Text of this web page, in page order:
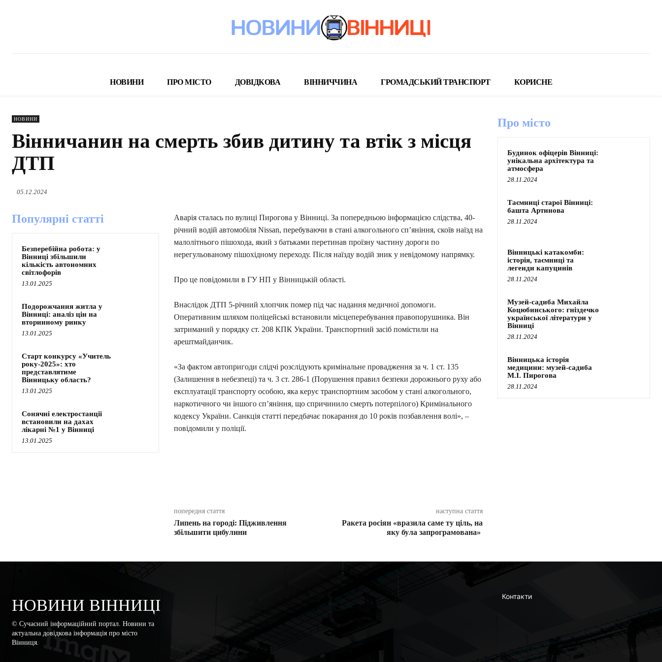
НОВИНИ ПРО МІСТО ДОВІДКОВА ВІННИЧЧИНА ГРОМАДСЬКИЙ ТРАНСПОРТ КОРИСНЕ
НОВИНИ
Вінничанин на смерть збив дитину та втік з місця
ДТП
05.12.2024
Популярні статті
Безперебійна робота: у
Вінниці збільшили
кількість автономних
світлофорів
13.01.2025
Подорожчання житла у
Вінниці: аналіз цін на
вторинному ринку
13.01.2025
Старт конкурсу «Учитель
року-2025»: хто
представлятиме
Вінницьку область?
13.01.2025
Сонячні електростанції
встановили на дахах
лікарні №1 у Вінниці
13.01.2025
Аварія сталась по вулиці Пирогова у Вінниці. За попередньою інформацією слідства, 40-
річний водій автомобіля Nissan, перебуваючи в стані алкогольного сп’яніння, скоїв наїзд на
малолітнього пішохода, який з батьками перетинав проїзну частину дороги по
нерегульованому пішохідному переходу. Після наїзду водій зник у невідомому напрямку.
Про це повідомили в ГУ НП у Вінницькій області.
Внаслідок ДТП 5-річний хлопчик помер під час надання медичної допомоги.
Оперативним шляхом поліцейські встановили місцеперебування правопорушника. Він
затриманий у порядку ст. 208 КПК України. Транспортний засіб помістили на
арештмайданчик.
«За фактом автопригоди слідчі розслідують кримінальне провадження за ч. 1 ст. 135
(Залишення в небезпеці) та ч. 3 ст. 286-1 (Порушення правил безпеки дорожнього руху або
експлуатації транспорту особою, яка керує транспортним засобом у стані алкогольного,
наркотичного чи іншого сп’яніння, що спричинило смерть потерпілого) Кримінального
кодексу України. Санкція статті передбачає покарання до 10 років позбавлення волі», –
повідомили у поліції.
попередня стаття
Липень на городі: Підживлення
збільшити цибулини
наступна стаття
Ракета росіян «вразила саме ту ціль, на
яку була запрограмована»
Про місто
Будинок офіцерів Вінниці:
унікальна архітектура та
атмосфера
28.11.2024
Таємниці старої Вінниці:
башта Артинова
28.11.2024
Вінницькі катакомби:
історія, таємниці та
легенди капуцинів
28.11.2024
Музей-садиба Михайла
Коцюбинського: гніздечко
української літератури у
Вінниці
28.11.2024
Вінницька історія
медицини: музей-садиба
М.І. Пирогова
28.11.2024
НОВИНИ ВІННИЦІ
© Сучасний інформаційний портал. Новини та
актуальна довідкова інформація про місто
Вінниця.
Контакти